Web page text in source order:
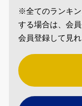
※全てのランキ
する場合は、会
会員登録して見